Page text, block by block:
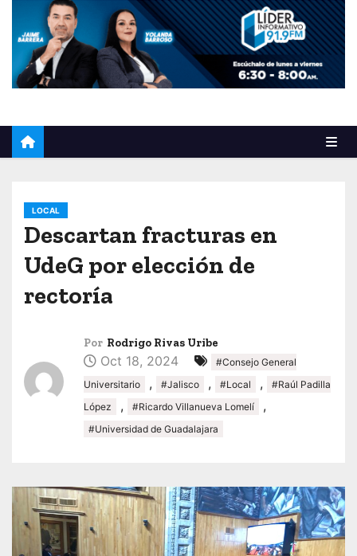
LOCAL
Descartan fracturas en
UdeG por elección de
rectoría
Por Rodrigo Rivas Uribe
Oct 18, 2024
#Consejo General
Universitario
, #Jalisco , #Local ,
#Raúl Padilla
López
, #Ricardo Villanueva Lomelí ,
#Universidad de Guadalajara